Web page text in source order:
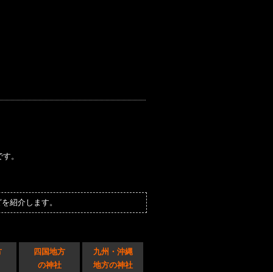
。
紹介します。
四国地方
の神社
九州・沖縄
地方の神社